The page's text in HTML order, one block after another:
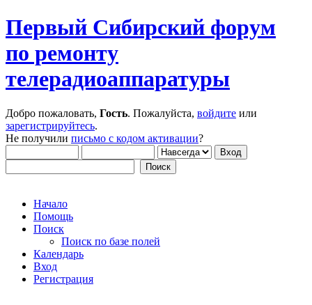
Первый Сибирский форум
по ремонту
телерадиоаппаратуры
Добро пожаловать, Гость. Пожалуйста, войдите или
зарегистрируйтесь.
Не получили письмо с кодом активации?
Начало
Помощь
Поиск
Поиск по базе полей
Календарь
Вход
Регистрация